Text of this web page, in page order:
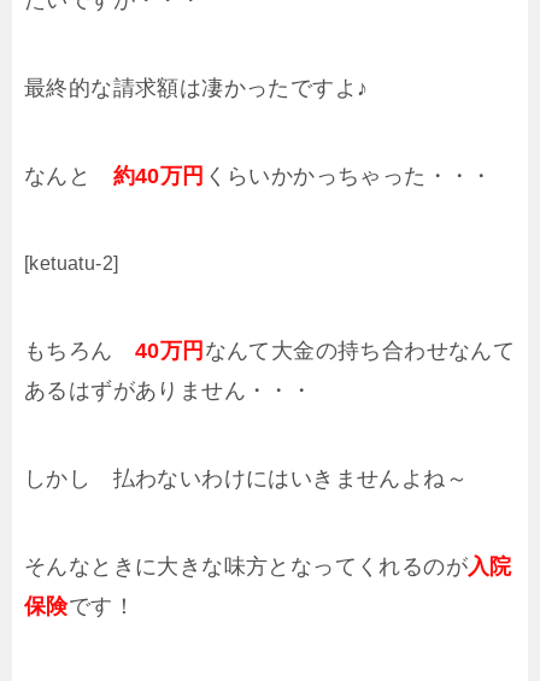
最終的な請求額は凄かったですよ♪
なんと 約40万円 くらいかかっちゃった・・・
[ketuatu-2]
もちろん 40万円 なんて大金の持ち合わせなんて
あるはずがありません・・・
しかし 払わないわけにはいきませんよね～
そんなときに大きな味方となってくれるのが入院
保険です！